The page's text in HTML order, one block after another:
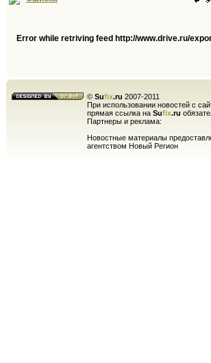
Error while retriving feed http://www.drive.ru/
© Sufix.ru 2007-2011
При использовании новостей с
прямая ссылка на Sufix.ru
Партнеры и реклама:
Новостные материалы
агентством Новый Регион